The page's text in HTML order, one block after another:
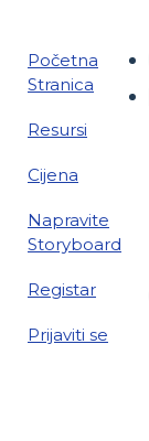
Početna
Stranica
Resursi
Cijena
Napravite
Storyboard
Registar
Prijaviti se